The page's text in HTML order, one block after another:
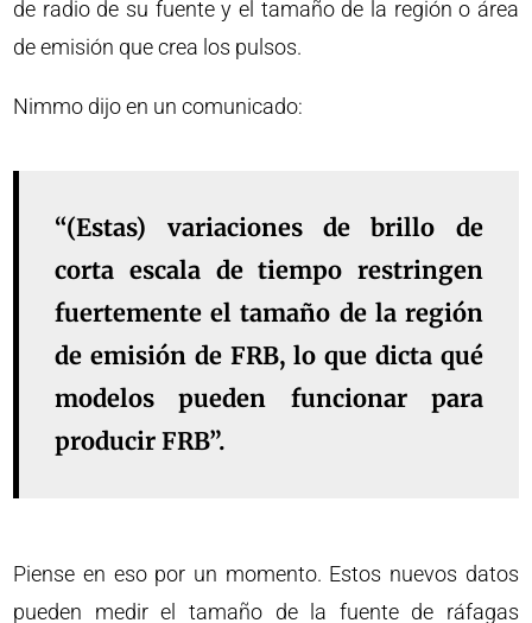
de radio de su fuente y el tamaño de la región o área
de emisión que crea los pulsos.
Nimmo dijo en un comunicado:
“(Estas) variaciones de brillo de
corta escala de tiempo restringen
fuertemente el tamaño de la región
de emisión de FRB, lo que dicta qué
modelos pueden funcionar para
producir FRB”.
Piense en eso por un momento. Estos nuevos datos
pueden medir el tamaño de la fuente de ráfagas